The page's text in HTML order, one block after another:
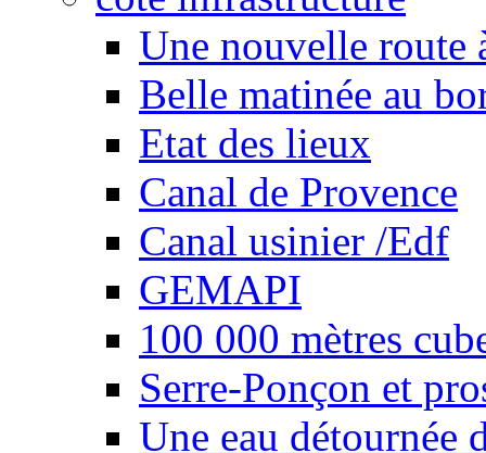
Une nouvelle route
Belle matinée au
Etat des lieux
Canal de Provence
Canal usinier /Edf
GEMAPI
100 000 mètres
Serre-Ponçon et
Une eau détournée